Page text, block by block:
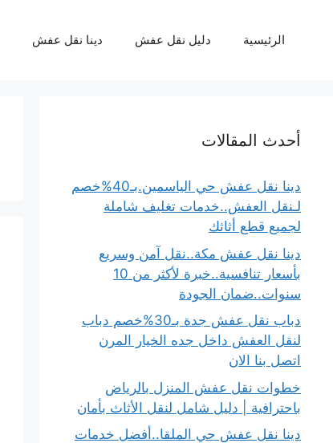
الرئيسية دليل نقل عفش دينا نقل عفش
أحدث المقالات
دينا نقل عفش حي الياسمين.بـ40%خصم
لـنقل العفش..خدمات تغليف شاملة
لجميع قطع أثاثك
دينا نقل عفش مكة..نقل آمن وسريع
بأسعار تنافسية..خبرة لأكثر من 10
سنوات..ضمان الجودة
دباب نقل عفش جدة بـ30%خصم دباب
لنقل العفش داخل جده الخيار المرن
اتصل بنا الان
خطوات نقل عفش المنزل بالرياض
باحترافية | دليل شامل لنقل الأثاث بأمان
دينا نقل عفش حي الملقا..أفضل خدمات